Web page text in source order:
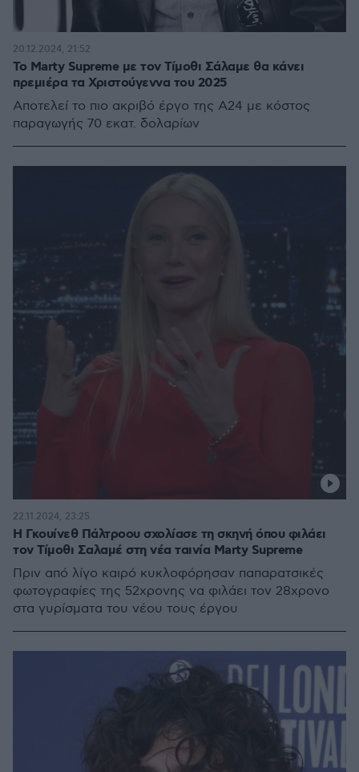
To Marty Supreme με τον Τίμοθι Σάλαμε θα κάνει
πρεμιέρα τα Χριστούγεννα του 2025
Αποτελεί το πιο ακριβό έργο της Α24 με κόστος
παραγωγής 70 εκατ. δολαρίων
20.12.2024, 21:52
Η Γκουίνεθ Πάλτροου σχολίασε τη σκηνή όπου φιλάει
τον Τίμοθι Σαλαμέ στη νέα ταινία Marty Supreme
Πριν από λίγο καιρό κυκλοφόρησαν παπαρατσικές
φωτογραφίες της 52χρονης να φιλάει τον 28χρονο
στα γυρίσματα του νέου τους έργου
22.11.2024, 23:25